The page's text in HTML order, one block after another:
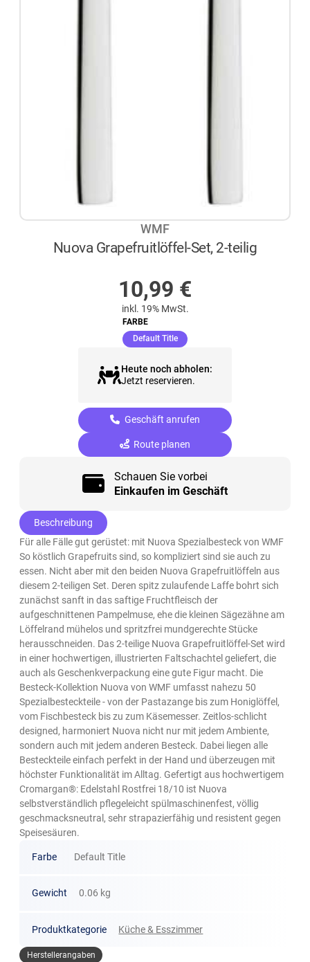
WMF
Nuova Grapefruitlöffel-Set, 2-teilig
10,99 €
inkl. 19% MwSt.
FARBE
Default Title(ausgewählt)
Heute noch abholen:
Jetzt reservieren.
Geschäft anrufen
Route planen
Schauen Sie vorbei
Einkaufen im Geschäft
Beschreibung
Für alle Fälle gut gerüstet: mit Nuova Spezialbesteck von WMF
So köstlich Grapefruits sind, so kompliziert sind sie auch zu
essen. Nicht aber mit den beiden Nuova Grapefruitlöffeln aus
diesem 2-teiligen Set. Deren spitz zulaufende Laffe bohrt sich
zunächst sanft in das saftige Fruchtfleisch der
aufgeschnittenen Pampelmuse, ehe die kleinen Sägezähne am
Löffelrand mühelos und spritzfrei mundgerechte Stücke
herausschneiden. Das 2-teilige Nuova Grapefruitlöffel-Set wird
in einer hochwertigen, illustrierten Faltschachtel geliefert, die
auch als Geschenkverpackung eine gute Figur macht. Die
Besteck-Kollektion Nuova von WMF umfasst nahezu 50
Spezialbesteckteile - von der Pastazange bis zum Honiglöffel,
vom Fischbesteck bis zu zum Käsemesser. Zeitlos-schlicht
designed, harmoniert Nuova nicht nur mit jedem Ambiente,
sondern auch mit jedem anderen Besteck. Dabei liegen alle
Besteckteile einfach perfekt in der Hand und überzeugen mit
höchster Funktionalität im Alltag. Gefertigt aus hochwertigem
Cromargan®: Edelstahl Rostfrei 18/10 ist Nuova
selbstverständlich pflegeleicht spülmaschinenfest, völlig
geschmacksneutral, sehr strapazierfähig und resistent gegen
Speisesäuren.
Farbe Default Title
Gewicht 0.06 kg
Produktkategorie Küche & Esszimmer
Herstellerangaben